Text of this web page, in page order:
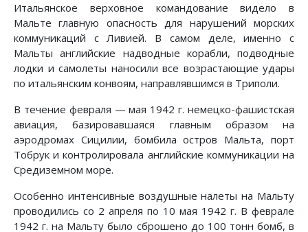
Итальянское верховное командование видело в
Мальте главную опасность для нарушений морских
коммуникаций с Ливией. В самом деле, именно с
Мальты английские надводные корабли, подводные
лодки и самолеты наносили все возрастающие удары
по итальянским конвоям, направлявшимся в Триполи.
В течение февраля — мая 1942 г. немецко-фашистская
авиация, базировавшаяся главным образом на
аэродромах Сицилии, бомбила остров Мальта, порт
Тобрук и контролировала английские коммуникации на
Средиземном море.
Особенно интенсивные воздушные налеты на Мальту
проводились со 2 апреля по 10 мая 1942 г. В феврале
1942 г. на Мальту было сброшено до 100 тонн бомб, в